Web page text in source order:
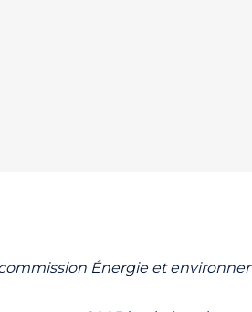
Énergie et